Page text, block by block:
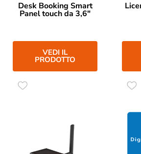
Desk Booking Smart
Panel touch da 3,6″
VEDI IL
PRODOTTO